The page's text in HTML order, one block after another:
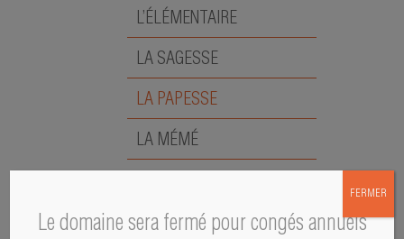
L’ÉLÉMENTAIRE
LA SAGESSE
LA PAPESSE
LA MÉMÉ
L’ÉMOUVANTE
Le domaine sera fermé pour congés annuels
FERMER